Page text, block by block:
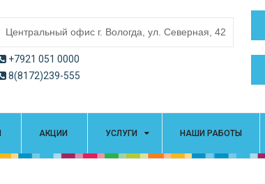
+7921 051 0000
8(8172)239-555
АКЦИИ УСЛУГИ НАШИ РАБОТЫ